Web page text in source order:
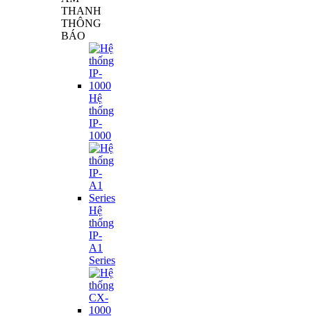
THANH
THÔNG
BÁO
Hệ
thống
IP-
1000
Hệ
thống
IP-
A1
Series